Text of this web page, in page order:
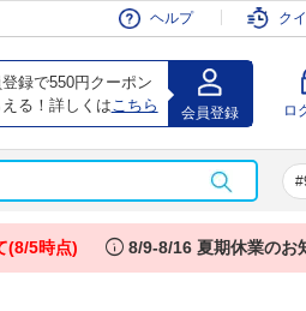
ヘルプ ク
録で550円クーポン
える！詳しくは こちら 会員登録 ロ
会員登録
(8/5時点) info 8/9-8/16 夏期休業のお